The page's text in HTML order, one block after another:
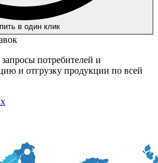
в один клик
потребителей и
и отгрузку продукции по всей